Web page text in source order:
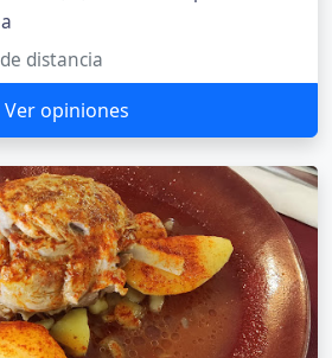
distancia
Ver opiniones